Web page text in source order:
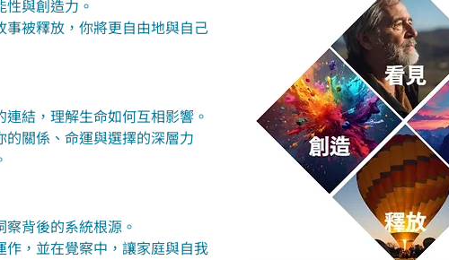
與創造力。
被釋放，你將更自由地與自己
結，理解生命如何互相影響。
關係、命運與選擇的深層力
背後的系統根源。
，並在覺察中，讓家庭與自我